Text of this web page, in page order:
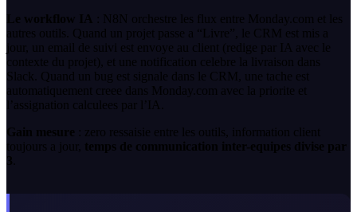
Le workflow IA
: N8N orchestre les flux entre Monday.com et les
autres outils. Quand un projet passe a “Livre”, le CRM est mis a
jour, un email de suivi est envoye au client (redige par IA avec le
contexte du projet), et une notification celebre la livraison dans
Slack. Quand un bug est signale dans le CRM, une tache est
automatiquement creee dans Monday.com avec la priorite et
l’assignation calculees par l’IA.
Gain mesure : zero ressaisie entre les outils, information client
toujours a jour, temps de communication inter-equipes divise par
3